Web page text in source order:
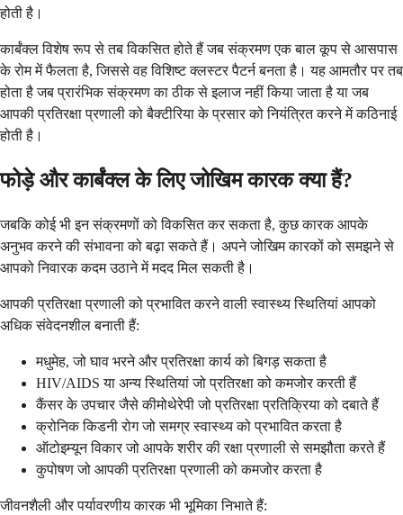
होती है।
कार्बंक्ल विशेष रूप से तब विकसित होते हैं जब संक्रमण एक बाल कूप से आसपास
के रोम में फैलता है, जिससे वह विशिष्ट क्लस्टर पैटर्न बनता है। यह आमतौर पर तब
होता है जब प्रारंभिक संक्रमण का ठीक से इलाज नहीं किया जाता है या जब
आपकी प्रतिरक्षा प्रणाली को बैक्टीरिया के प्रसार को नियंत्रित करने में कठिनाई
होती है।
फोड़े और कार्बंक्ल के लिए जोखिम कारक क्या हैं?
जबकि कोई भी इन संक्रमणों को विकसित कर सकता है, कुछ कारक आपके
अनुभव करने की संभावना को बढ़ा सकते हैं। अपने जोखिम कारकों को समझने से
आपको निवारक कदम उठाने में मदद मिल सकती है।
आपकी प्रतिरक्षा प्रणाली को प्रभावित करने वाली स्वास्थ्य स्थितियां आपको
अधिक संवेदनशील बनाती हैं:
मधुमेह, जो घाव भरने और प्रतिरक्षा कार्य को बिगड़ सकता है
HIV/AIDS या अन्य स्थितियां जो प्रतिरक्षा को कमजोर करती हैं
कैंसर के उपचार जैसे कीमोथेरेपी जो प्रतिरक्षा प्रतिक्रिया को दबाते हैं
क्रोनिक किडनी रोग जो समग्र स्वास्थ्य को प्रभावित करता है
ऑटोइम्यून विकार जो आपके शरीर की रक्षा प्रणाली से समझौता करते हैं
कुपोषण जो आपकी प्रतिरक्षा प्रणाली को कमजोर करता है
जीवनशैली और पर्यावरणीय कारक भी भूमिका निभाते हैं: